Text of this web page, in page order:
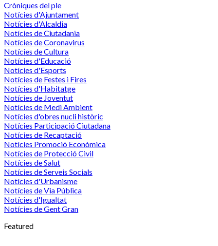
Cròniques del ple
Notícies d'Ajuntament
Notícies d'Alcaldia
Notícies de Ciutadania
Notícies de Coronavirus
Notícies de Cultura
Notícies d'Educació
Notícies d'Esports
Notícies de Festes i Fires
Notícies d'Habitatge
Notícies de Joventut
Notícies de Medi Ambient
Notícies d'obres nucli històric
Notícies Participació Ciutadana
Notícies de Recaptació
Notícies Promoció Econòmica
Notícies de Protecció Civil
Notícies de Salut
Notícies de Serveis Socials
Notícies d'Urbanisme
Notícies de Via Pública
Notícies d'Igualtat
Notícies de Gent Gran
Featured